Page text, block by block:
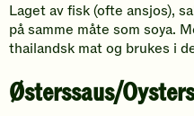
Laget av fisk (ofte ansjos),
på samme måte som soya.
thailandsk mat og brukes i
Østerssaus/